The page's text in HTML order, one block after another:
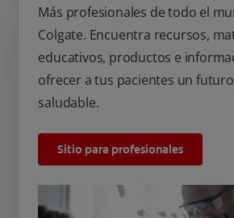
Más profesionales de todo el
Colgate. Encuentra recursos,
educativos, productos e
ofrecer a tus pacientes un
saludable.
Sitio para profesionales